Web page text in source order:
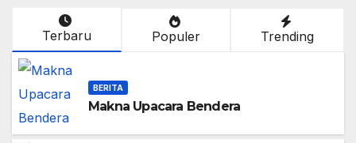
Terbaru Populer Trending
BERITA
Makna Upacara Bendera